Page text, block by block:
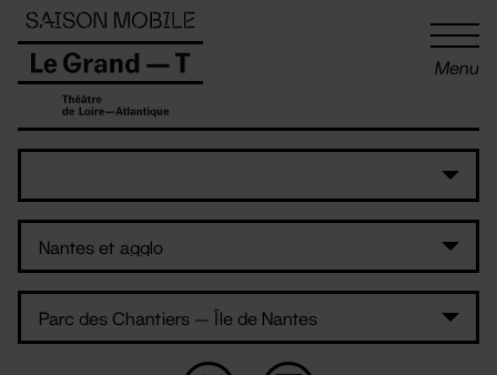
Menu
Panneau de gestion des cookies